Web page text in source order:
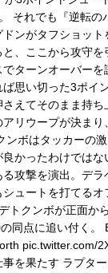
それでも『逆転の
ンがタフショッ
、ここから攻守
ターンオーバーを
思い切った3ポイ
えてそのまま持
リウープが決ま
ンボはタッカーの
かったわけでは
攻撃を演出。デ
ュートを打てる
トクンボが正面か
同点に追い付く。
pic.twitter.com/
を果たす ラプタ